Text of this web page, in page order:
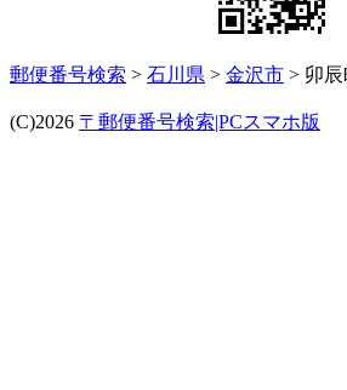
郵便番号検索 > 石川県 > 金沢市 > 卯辰
(C)2026 〒郵便番号検索|PCスマホ版